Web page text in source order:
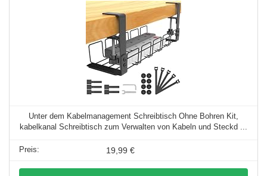
Unter dem Kabelmanagement Schreibtisch Ohne Bohren Kit,
kabelkanal Schreibtisch zum Verwalten von Kabeln und Steckd ...
19,99 €